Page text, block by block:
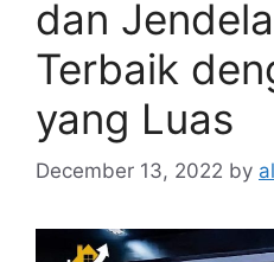
dan
Terbaik
yang Luas
December 13, 2022 by